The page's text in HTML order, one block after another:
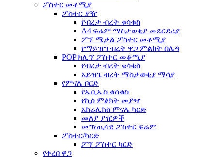
ፖስተር መቆሚያ
ፖስተር ያዥ
የብረታ ብረት ቁሳቁስ
A4 ፍሬም ማስታወቂያ መደርደሪያ
ፖፕ ሜታል ፖስተር መቆሚያ
የማይዝግ ብረት ዋጋ ምልክት ሰሌዳ
POP ክሊፕ ፖስተር መቆሚያ
የብረታ ብረት ቁሳቁስ
አይዝጌ ብረት ማስታወቂያ ማሳያ
የምናሌ ቦርድ
የኤቢኤስ ቁሳቁስ
የኪስ ምልክት መያዣ
አክሬሊክስ ምናሌ ካርድ
መለያ ያዢዎች
መግነጢሳዊ ፖስተር ፍሬም
ፖስተር/ካርድ
ፖፕ ፖስተር ካርድ
የቀረበ ዋጋ